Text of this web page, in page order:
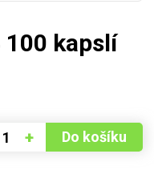
100 kapslí
+ Do košíku